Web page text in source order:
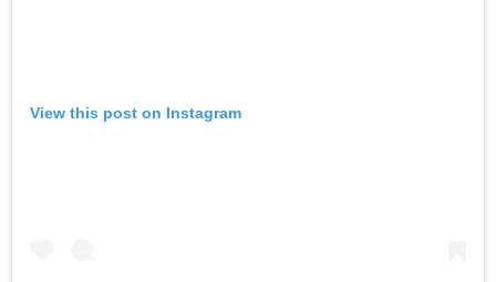
View this post on Instagram